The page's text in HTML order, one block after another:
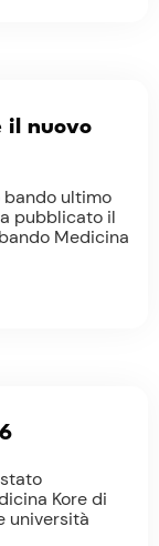
il nuovo
bando ultimo
pubblicato il
Medicina
Kore di
università